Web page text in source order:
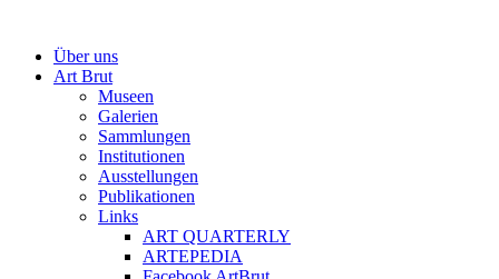
Über uns
Art Brut
Museen
Galerien
Sammlungen
Institutionen
Ausstellungen
Publikationen
Links
ART QUARTERLY
ARTEPEDIA